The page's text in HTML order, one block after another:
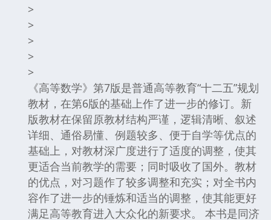
>
>
>
>
>
《高等数学》第7版是普通高等教育“十二五”规划
教材，在第6版的基础上作了进一步的修订。新
版教材在保留原教材结构严谨，逻辑清晰、叙述
详细、通俗易懂、例题较多、便于自学等优点的
基础上，对教材深广度进行了适度的调整，使其
更适合当前教学的需要；同时吸收了国外。教材
的优点，对习题作了较多调整和充实；对全书内
容作了进一步的锤炼和适当的调整，使其能更好
满足高等教育进入大众化的新要求。 本书是同济